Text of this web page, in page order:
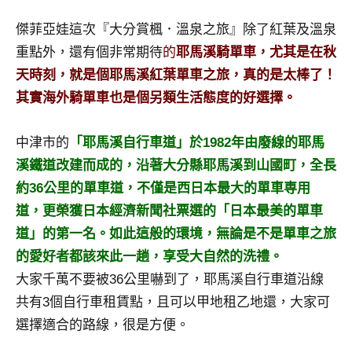
持、
吳
哥
窟
泰
旅
遊
書
作
者、
各
發
表
會
活
傑菲亞娃這次『大分賞楓．溫泉之旅』除了紅葉及溫泉
重點外，還有個非常期待的耶馬溪騎單車，尤其是在秋
天時刻，就是個耶馬溪紅葉單車之旅，真的是太棒了！
其實海外騎單車也是個另類生活態度的好選擇。
中津市的 「耶馬溪自行車道」於1982年由廢線的耶馬
溪鐵道改建而成的，沿著大分縣耶馬溪到山國町，全長
約36公里的單車道，不僅是西日本最大的單車専用
道，更榮獲日本經濟新聞社票選的「日本最美的單車
道」的第一名。如此這般的環境，無論是不是單車之旅
的愛好者都該來此一趟，享受大自然的洗禮。
大家千萬不要被36公里嚇到了，耶馬溪自行車道沿線
共有3個自行車租賃點，且可以甲地租乙地還，大家可
選擇適合的路線，很是方便。